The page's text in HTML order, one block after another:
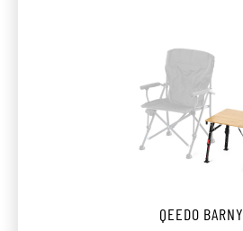
QEEDO BARNY